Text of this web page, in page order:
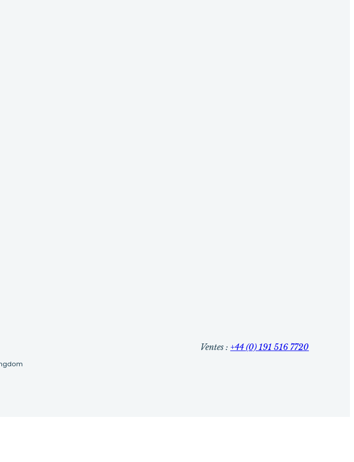
Ventes :+44 (0) 191 516 7720